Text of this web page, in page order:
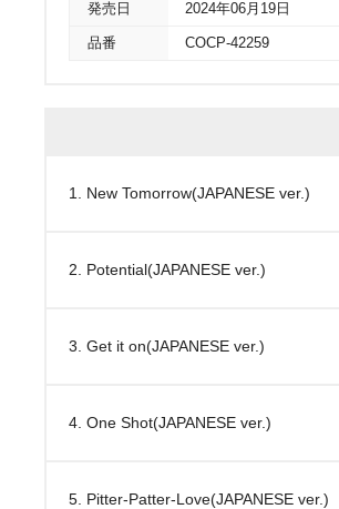
発売日 2024年06月19日
品番 COCP-42259
1. New Tomorrow(JAPANESE ver.)
2. Potential(JAPANESE ver.)
3. Get it on(JAPANESE ver.)
4. One Shot(JAPANESE ver.)
5. Pitter-Patter-Love(JAPANESE ver.)